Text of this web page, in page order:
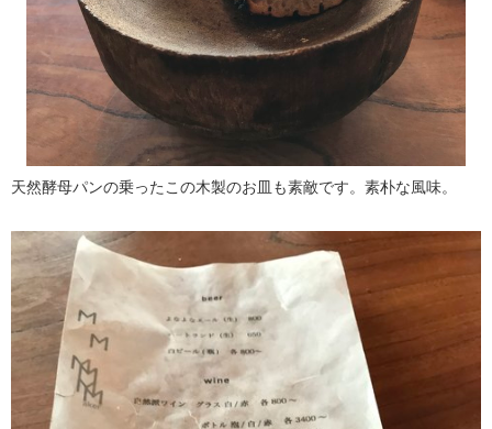
天然酵母パンの乗ったこの木製のお皿も素敵です。素朴な風味。